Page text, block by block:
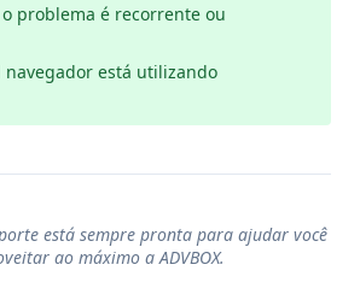
problema é recorrente ou
está utilizando
está sempre pronta para ajudar você
ao máximo a ADVBOX.